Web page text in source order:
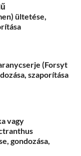
ültetése,
(Forsyt
szaporítása
vagy
gondozása,